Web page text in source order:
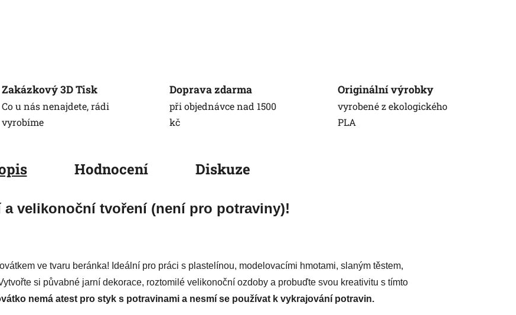
Zakázkový 3D Tisk
Co u nás nenajdete, rádi
vyrobíme
Doprava zdarma
při objednávce nad 1500
kč
Originální výrobky
vyrobené z ekologického
PLA
Hodnocení Diskuze
velikonoční tvoření (není pro potraviny)!
ve tvaru beránka! Ideální pro práci s plastelínou, modelovacími hmotami, slaným těstem,
si půvabné jarní dekorace, roztomilé velikonoční ozdoby a probuďte svou kreativitu s tímto
nemá atest pro styk s potravinami a nesmí se používat k vykrajování potravin.